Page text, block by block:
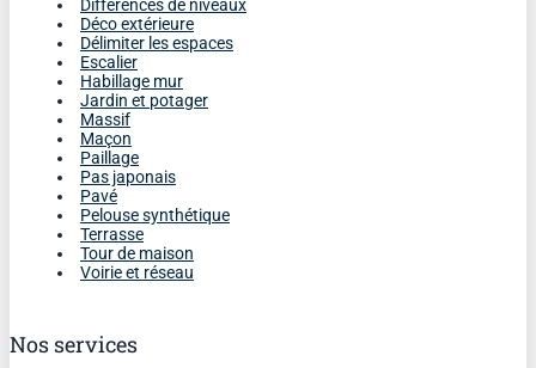
Différences de niveaux
Déco extérieure
Délimiter les espaces
Escalier
Habillage mur
Jardin et potager
Massif
Maçon
Paillage
Pas japonais
Pavé
Pelouse synthétique
Terrasse
Tour de maison
Voirie et réseau
Nos services